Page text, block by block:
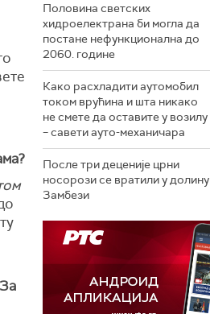
Половина светских
хидроелектрана би могла да
постане нефункционална до
2060. године
Како расхладити аутомобил
током врућина и шта никако
не смете да оставите у возилу
– савети ауто-механичара
После три деценије црни
носорози се вратили у долину
Замбези